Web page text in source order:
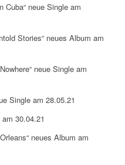
Cuba“ neue Single am
Stories“ neues Album am
neue Single am
Single am 28.05.21
30.04.21
neues Album am